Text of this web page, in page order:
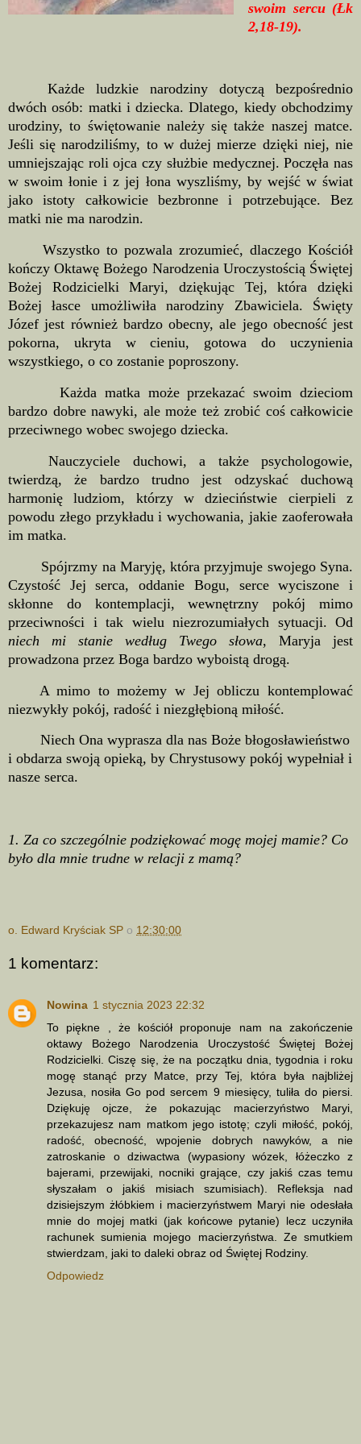
swoim sercu (Łk
2,18-19).
Każde ludzkie narodziny dotyczą bezpośrednio
dwóch osób: matki i dziecka. Dlatego, kiedy obchodzimy
urodziny, to świętowanie należy się także naszej matce.
Jeśli się narodziliśmy, to w dużej mierze dzięki niej, nie
umniejszając roli ojca czy służbie medycznej. Poczęła nas
w swoim łonie i z jej łona wyszliśmy, by wejść w świat
jako istoty całkowicie bezbronne i potrzebujące. Bez
matki nie ma narodzin.
Wszystko to pozwala zrozumieć, dlaczego Kościół
kończy Oktawę Bożego Narodzenia Uroczystością Świętej
Bożej Rodzicielki Maryi, dziękując Tej, która dzięki
Bożej łasce umożliwiła narodziny Zbawiciela. Święty
Józef jest również bardzo obecny, ale jego obecność jest
pokorna, ukryta w cieniu, gotowa do uczynienia
wszystkiego, o co zostanie poproszony.
Każda matka może przekazać swoim dzieciom
bardzo dobre nawyki, ale może też zrobić coś całkowicie
przeciwnego wobec swojego dziecka.
Nauczyciele duchowi, a także psychologowie,
twierdzą, że bardzo trudno jest odzyskać duchową
harmonię ludziom, którzy w dzieciństwie cierpieli z
powodu złego przykładu i wychowania, jakie zaoferowała
im matka.
Spójrzmy na Maryję, która przyjmuje swojego Syna.
Czystość Jej serca, oddanie Bogu, serce wyciszone i
skłonne do kontemplacji, wewnętrzny pokój mimo
przeciwności i tak wielu niezrozumiałych sytuacji. Od
niech mi stanie według Twego słowa, Maryja jest
prowadzona przez Boga bardzo wyboistą drogą.
A mimo to możemy w Jej obliczu kontemplować
niezwykły pokój, radość i niezgłębioną miłość.
Niech Ona wyprasza dla nas Boże błogosławieństwo
i obdarza swoją opieką, by Chrystusowy pokój wypełniał i
nasze serca.
1. Za co szczególnie podziękować mogę mojej mamie? Co
było dla mnie trudne w relacji z mamą?
o. Edward Kryściak SP o 12:30:00
1 komentarz:
Nowina 1 stycznia 2023 22:32
To piękne , że kościół proponuje nam na zakończenie
oktawy Bożego Narodzenia Uroczystość Świętej Bożej
Rodzicielki. Ciszę się, że na początku dnia, tygodnia i roku
mogę stanąć przy Matce, przy Tej, która była najbliżej
Jezusa, nosiła Go pod sercem 9 miesięcy, tuliła do piersi.
Dziękuję ojcze, że pokazując macierzyństwo Maryi,
przekazujesz nam matkom jego istotę; czyli miłość, pokój,
radość, obecność, wpojenie dobrych nawyków, a nie
zatroskanie o dziwactwa (wypasiony wózek, łóżeczko z
bajerami, przewijaki, nocniki grające, czy jakiś czas temu
słyszałam o jakiś misiach szumisiach). Refleksja nad
dzisiejszym żłóbkiem i macierzyństwem Maryi nie odesłała
mnie do mojej matki (jak końcowe pytanie) lecz uczyniła
rachunek sumienia mojego macierzyństwa. Ze smutkiem
stwierdzam, jaki to daleki obraz od Świętej Rodziny.
Odpowiedz